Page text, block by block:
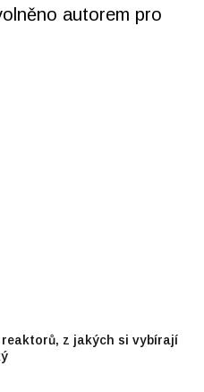
z jakých si vybírají